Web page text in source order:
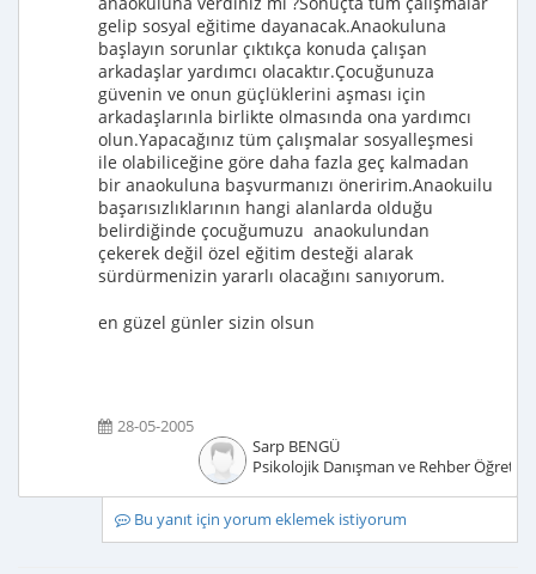
gelip sosyal eğitime dayanacak.Anaokuluna
başlayın sorunlar çıktıkça konuda çalışan
arkadaşlar yardımcı olacaktır.Çocuğunuza
güvenin ve onun güçlüklerini aşması için
arkadaşlarınla birlikte olmasında ona yardımcı
olun.Yapacağınız tüm çalışmalar sosyalleşmesi
ile olabiliceğine göre daha fazla geç kalmadan
bir anaokuluna başvurmanızı öneririm.Anaokuilu
başarısızlıklarının hangi alanlarda olduğu
belirdiğinde çocuğumuzu anaokulundan
çekerek değil özel eğitim desteği alarak
sürdürmenizin yararlı olacağını sanıyorum.
en güzel günler sizin olsun
28-05-2005
Sarp BENGÜ
Psikolojik Danışman ve Rehber
Bu yanıt için yorum eklemek istiyorum